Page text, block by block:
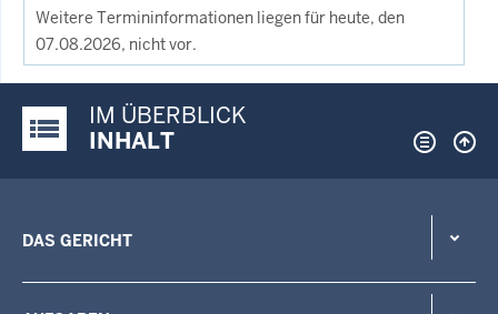
Weitere Termininformationen liegen für heute, den
07.08.2026, nicht vor.
Justiz-Portal im Überblick:
IM ÜBERBLICK
INHALT
DAS GERICHT